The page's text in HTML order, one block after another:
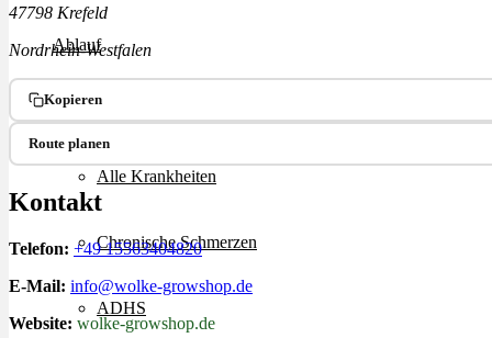
Ablauf
Therapien
Alle Krankheiten
Chronische Schmerzen
ADHS
47798 Krefeld
Nordrhein-Westfalen
Kopieren
Route planen
Kontakt
Telefon: +49 15563404820
E-Mail: info@wolke-growshop.de
Website: wolke-growshop.de